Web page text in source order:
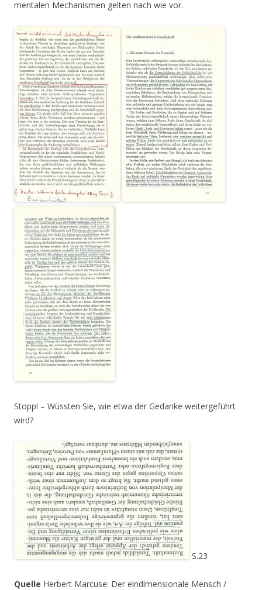
mentalen Mechanismen gelten nach wie vor.
Stopp! – Wüssten Sie, wie etwa der Gedanke weitergeführt
wird?
S.23
Quelle Herbert Marcuse: Der eindimensionale Mensch /